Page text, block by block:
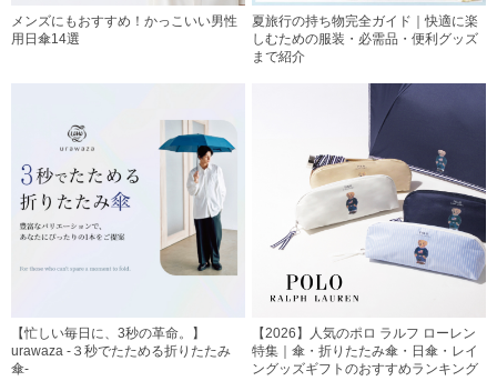
メンズにもおすすめ！かっこいい男性
用日傘14選
夏旅行の持ち物完全ガイド｜快適に楽
しむための服装・必需品・便利グッズ
まで紹介
【忙しい毎日に、3秒の革命。】
urawaza -３秒でたためる折りたたみ
傘-
【2026】人気のポロ ラルフ ローレン
特集｜傘・折りたたみ傘・日傘・レイ
ングッズギフトのおすすめランキング